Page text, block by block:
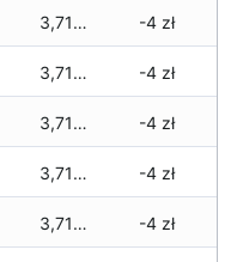
3,715 zł -4 zł
3,715 zł -4 zł
3,715 zł -4 zł
3,715 zł -4 zł
3,715 zł -4 zł